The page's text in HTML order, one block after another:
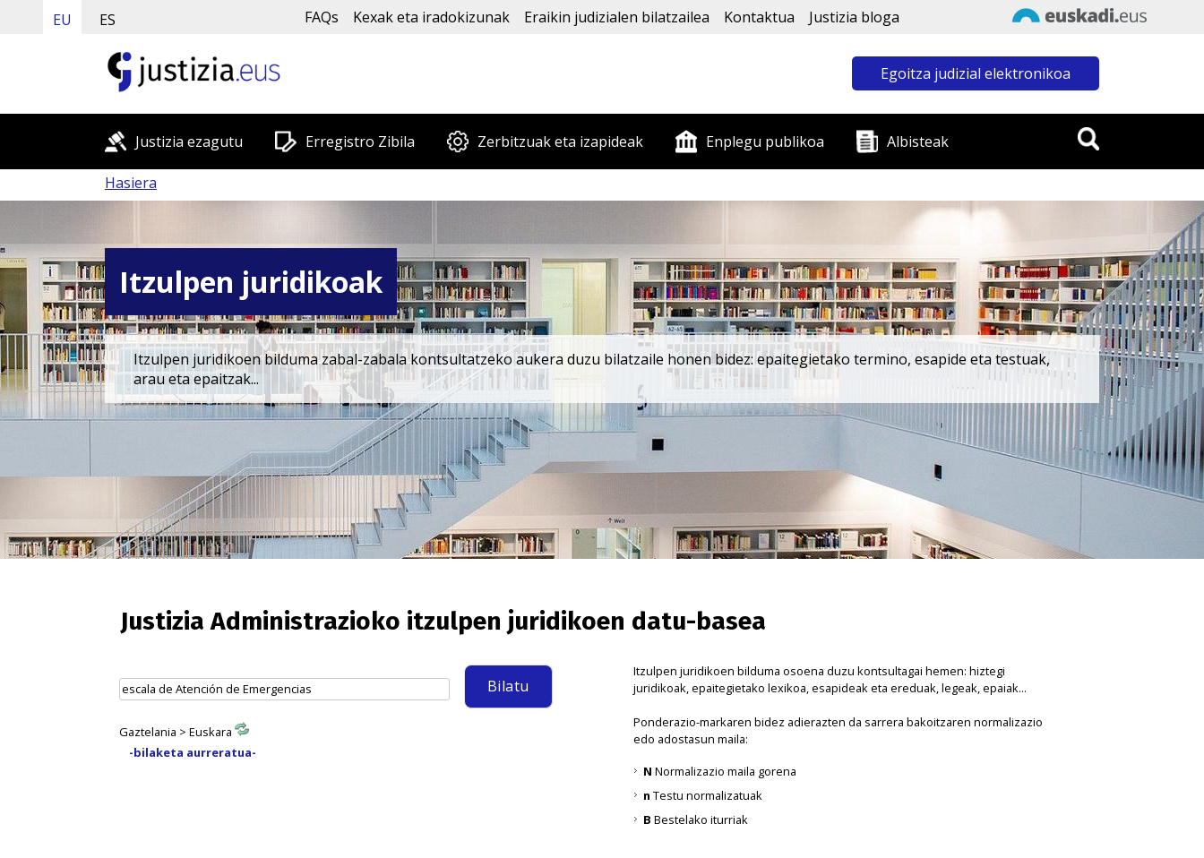
EU ES FAQs Kexak eta iradokizunak Eraikin judizialen bilatzailea Kontaktua Justizia bloga
Egoitza judizial elektronikoa
Justizia ezagutu Erregistro Zibila Zerbitzuak eta izapideak Enplegu publikoa Albisteak
Hasiera
Itzulpen juridikoak
Itzulpen juridikoen bilduma zabal-zabala kontsultatzeko aukera duzu bilatzaile honen bidez: epaitegietako termino, esapide eta testuak,
arau eta epaitzak...
Justizia Administrazioko itzulpen juridikoen datu-basea
Gaztelania > Euskara
-bilaketa aurreratua-
Itzulpen juridikoen bilduma osoena duzu kontsultagai hemen: hiztegi
juridikoak, epaitegietako lexikoa, esapideak eta ereduak, legeak, epaiak...
Ponderazio-markaren bidez adierazten da sarrera bakoitzaren normalizazio
edo adostasun maila:
N Normalizazio maila gorena
n Testu normalizatuak
B Bestelako iturriak